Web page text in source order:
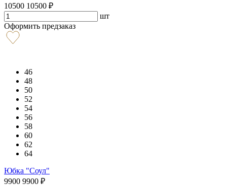
10500 10500 ₽
шт
Оформить предзаказ
46
48
50
52
54
56
58
60
62
64
Юбка "Соул"
9900 9900 ₽